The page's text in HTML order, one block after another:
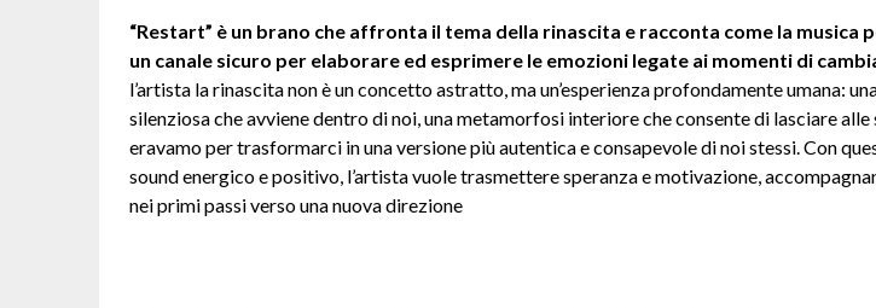
“Restart” è un brano che affronta il tema della rinascita e racconta come la musica
un canale sicuro per elaborare ed esprimere le emozioni legate ai momenti di
l’artista la rinascita non è un concetto astratto, ma un’esperienza profondamente umana:
silenziosa che avviene dentro di noi, una metamorfosi interiore che consente di lasciare alle
eravamo per trasformarci in una versione più autentica e consapevole di noi stessi. Con
sound energico e positivo, l’artista vuole trasmettere speranza e motivazione,
nei primi passi verso una nuova direzione